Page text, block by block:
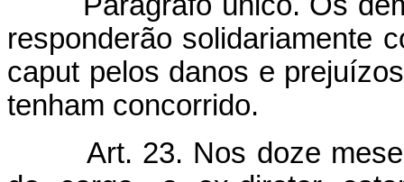
responderão solidariamente
caput pelos danos e
tenham concorrido.
Art. 23. Nos doze